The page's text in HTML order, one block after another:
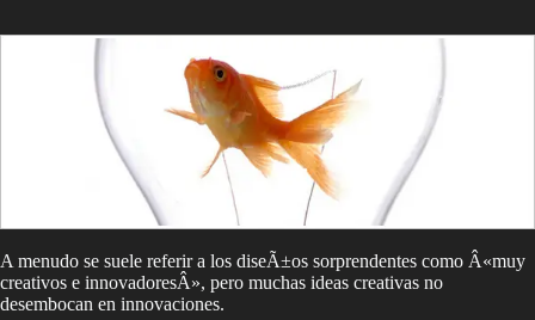
A menudo se suele referir a los diseÃ±os sorprendentes como Â«muy
creativos e innovadoresÂ», pero muchas ideas creativas no
desembocan en innovaciones.